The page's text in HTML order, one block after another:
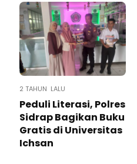
2 TAHUN LALU
Peduli Literasi, Polres
Sidrap Bagikan Buku
Gratis di Universitas
Ichsan